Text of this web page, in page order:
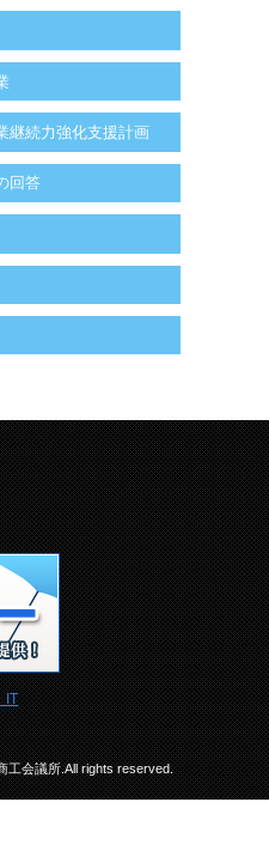
継続力強化支援計画
回答
工会議所.All rights reserved.